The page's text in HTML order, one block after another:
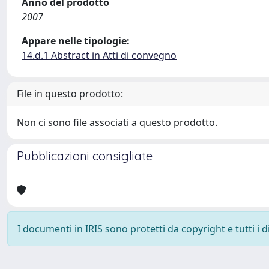
2007
Appare nelle tipologie:
14.d.1 Abstract in Atti di convegno
File in questo prodotto:
Non ci sono file associati a questo prodotto.
Pubblicazioni consigliate
I documenti in IRIS sono protetti da copyright e tutti i